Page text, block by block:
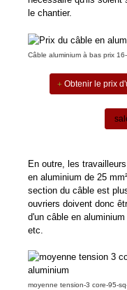
le chantier.
Câble aluminium à bas prix
Obtenir le prix
En outre, les
en aluminium de 25
section du câble est
ouvriers doivent donc
d'un câble en aluminium
etc.
moyenne tension-3 core-95-